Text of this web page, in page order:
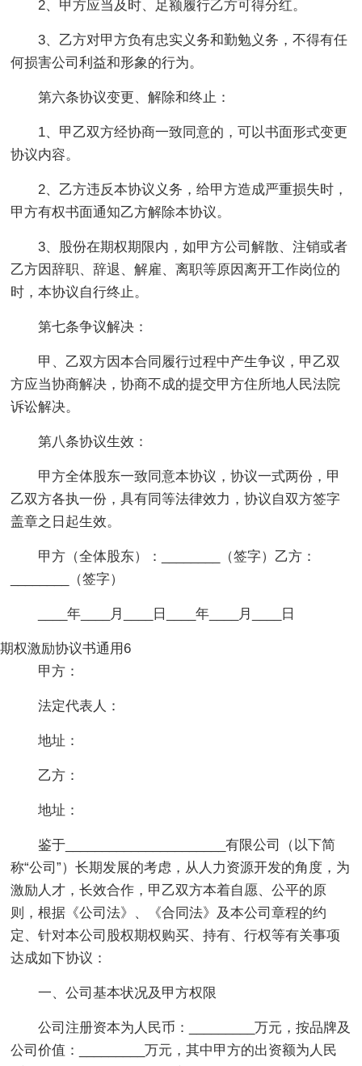
2、甲方应当及时、足额履行乙方可得分红。
3、乙方对甲方负有忠实义务和勤勉义务，不得有任
何损害公司利益和形象的行为。
第六条协议变更、解除和终止：
1、甲乙双方经协商一致同意的，可以书面形式变更
协议内容。
2、乙方违反本协议义务，给甲方造成严重损失时，
甲方有权书面通知乙方解除本协议。
3、股份在期权期限内，如甲方公司解散、注销或者
乙方因辞职、辞退、解雇、离职等原因离开工作岗位的
时，本协议自行终止。
第七条争议解决：
甲、乙双方因本合同履行过程中产生争议，甲乙双
方应当协商解决，协商不成的提交甲方住所地人民法院
诉讼解决。
第八条协议生效：
甲方全体股东一致同意本协议，协议一式两份，甲
乙双方各执一份，具有同等法律效力，协议自双方签字
盖章之日起生效。
甲方（全体股东）：________（签字）乙方：
________（签字）
____年____月____日____年____月____日
期权激励协议书通用6
甲方：
法定代表人：
地址：
乙方：
地址：
鉴于______________________有限公司（以下简
称“公司”）长期发展的考虑，从人力资源开发的角度，为
激励人才，长效合作，甲乙双方本着自愿、公平的原
则，根据《公司法》、《合同法》及本公司章程的约
定、针对本公司股权期权购买、持有、行权等有关事项
达成如下协议：
一、公司基本状况及甲方权限
公司注册资本为人民币：_________万元，按品牌及
公司价值：_________万元，其中甲方的出资额为人民